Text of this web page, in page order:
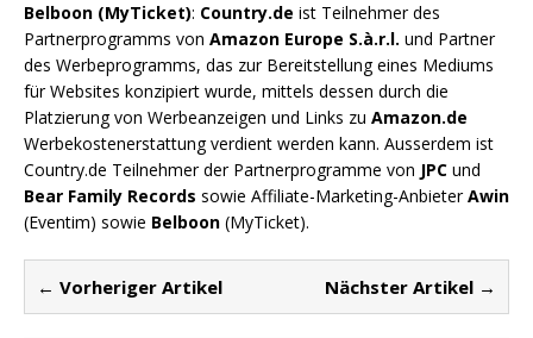
Belboon (MyTicket): Country.de ist Teilnehmer des
Partnerprogramms von Amazon Europe S.à.r.l. und Partner
des Werbeprogramms, das zur Bereitstellung eines Mediums
für Websites konzipiert wurde, mittels dessen durch die
Platzierung von Werbeanzeigen und Links zu Amazon.de
Werbekostenerstattung verdient werden kann. Ausserdem ist
Country.de Teilnehmer der Partnerprogramme von JPC und
Bear Family Records sowie Affiliate-Marketing-AnbieterAwin
(Eventim) sowie Belboon (MyTicket).
← Vorheriger Artikel Nächster Artikel →